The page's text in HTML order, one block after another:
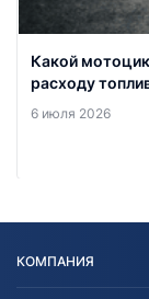
Какой
расходу
6 июля 2026
КОМПАНИЯ